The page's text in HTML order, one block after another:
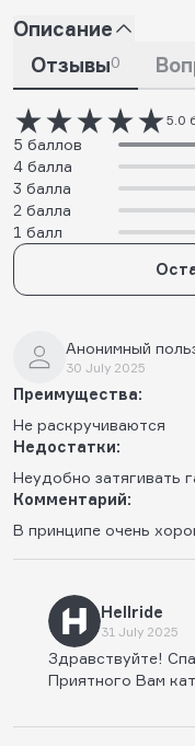
Описание
Отзывы0
5.0
5 баллов
4 балла
3 балла
2 балла
1 балл
Анонимный
30 July 2025
Преимущества:
Не раскручиваются
Недостатки:
Неудобно затягивать
Комментарий:
В принципе очень
Hellride
31 July 2025
Здравствуйте!
Приятного Вам